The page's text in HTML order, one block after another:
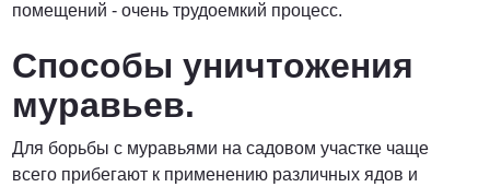
помещений - очень трудоемкий процесс.
Способы уничтожения
муравьев.
Для борьбы с муравьями на садовом участке чаще
всего прибегают к применению различных ядов и